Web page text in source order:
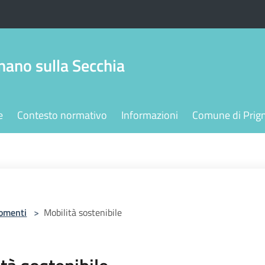
sulla Secchia
Contesto normativo Informazioni Comune di
> Mobilità sostenibile